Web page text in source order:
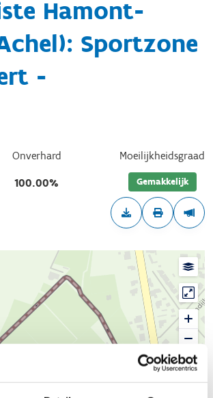
Hamont-
Sportzone
-
Onverhard
100.00%
Moeilijkheidsgraad
Gemakkelijk